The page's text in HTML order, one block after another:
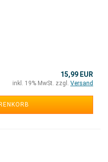
15,99 EUR
inkl. 19% MwSt. zzgl. Versand